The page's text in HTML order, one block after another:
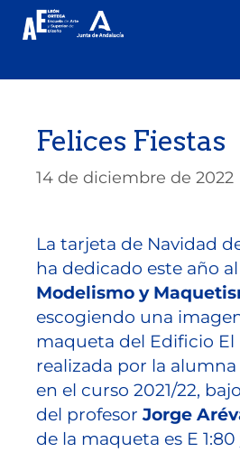
Felices Fiestas
14 de diciembre de 2022
La tarjeta de Navidad
ha dedicado este año al
Modelismo y
escogiendo una
maqueta del Edificio El
realizada por la alumna
en el curso 2021/22,
del profesorJorge
de la maqueta es E 1:80